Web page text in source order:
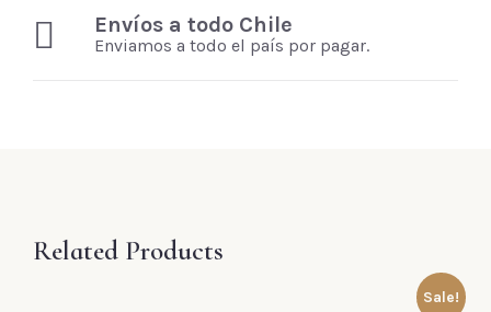
Envíos a todo Chile
Enviamos a todo el país por pagar.
Related Products
Sale!